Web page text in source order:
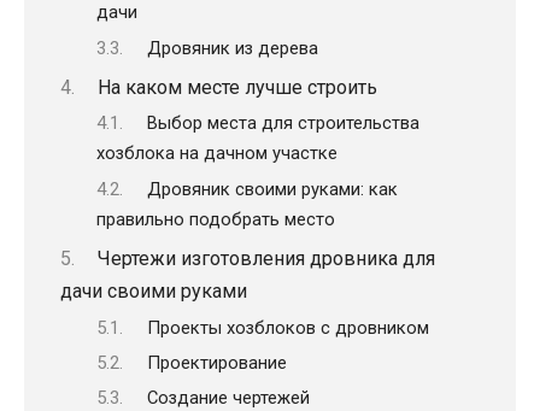
дачи
Дровяник из дерева
На каком месте лучше строить
Выбор места для строительства
хозблока на дачном участке
Дровяник своими руками: как
правильно подобрать место
Чертежи изготовления дровника для
дачи своими руками
Проекты хозблоков с дровником
Проектирование
Создание чертежей